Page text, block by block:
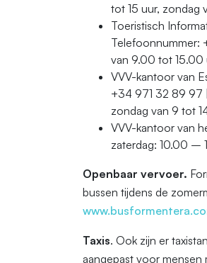
tot 15 uur, zondag
Toeristisch
Telefoonnummer:
van 9.00 tot 15.00
VVV-kantoor van
+34 971 32 89 97
zondag van 9 tot
VVV-kantoor van
zaterdag: 10.00 –
Openbaar vervoer.
bussen tijdens de
Taxis. Ook zijn er
aangepast voor